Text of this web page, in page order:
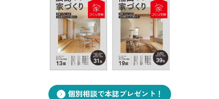
ホーム
家づくり学校とは
お悩み・相談事例
よくある質問個別相談で本誌プレゼント！